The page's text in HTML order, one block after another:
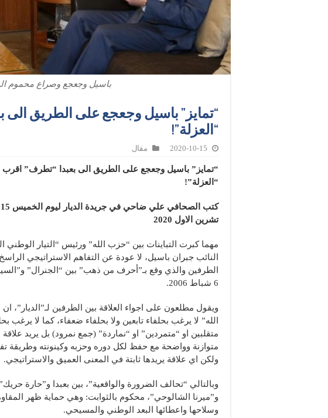
باسيل وجعجع وصراع محموم
“تمايز” باسيل وجعجع على الطريق الى
“العزلة”!
2020-10-15 مقال
“تمايز” باسيل وجعجع على الطريق الى بعبدا “تطرف” اقرب
“العزلة”!
كتب الصحافي علي ضاحي في جريدة الديار ليوم الخميس 15
تشرين الاول 2020
مهما كبرت التباينات بين “حزب الله” ورئيس “التيار الوطني
النائب جبران باسيل، لا عودة عن التفاهم الاستراتيجي
الطرفين والذي وقع بـ”أحرف من ذهب” بين “الجنرال”
6 شباط 2006.
ويقول مطلعون على اجواء العلاقة بين الطرفين لـ”الديار”،
الله” لا يرغب بحلفاء تابعين ولا بحلفاء ضعفاء، كما لا يرغب
متقلبين او “متمردين” او “نماردة” (جمع نمرود) بل يريد علاقة
متوازنة وواضحة مع حفظ لكل دوره وحزبه وكينونته وطريقة
ولكن اي علاقة يريدها ثابتة في المعنى العميق والاستراتيجي.
وبالتالي “تحالف الضرورة والواقعية”، بين بعبدا و”حارة
و”ميرنا الشالوحي”، محكوم بالثوابت: وهي حماية ظهر
وسلاحها واعطائها البعد الوطني والمسيحي.